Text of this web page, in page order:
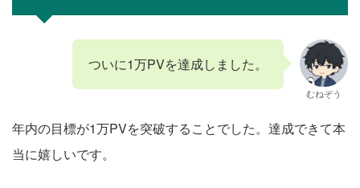
ついに1万PVを達成しました。
むねぞう
年内の目標が1万PVを突破することでした。達成できて本
当に嬉しいです。